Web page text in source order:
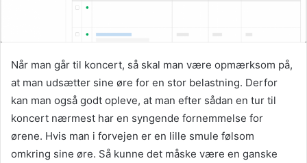
Når man går til koncert, så skal man være opmærksom på,
at man udsætter sine øre for en stor belastning. Derfor
kan man også godt opleve, at man efter sådan en tur til
koncert nærmest har en syngende fornemmelse for
ørene. Hvis man i forvejen er en lille smule følsom
omkring sine øre. Så kunne det måske være en ganske